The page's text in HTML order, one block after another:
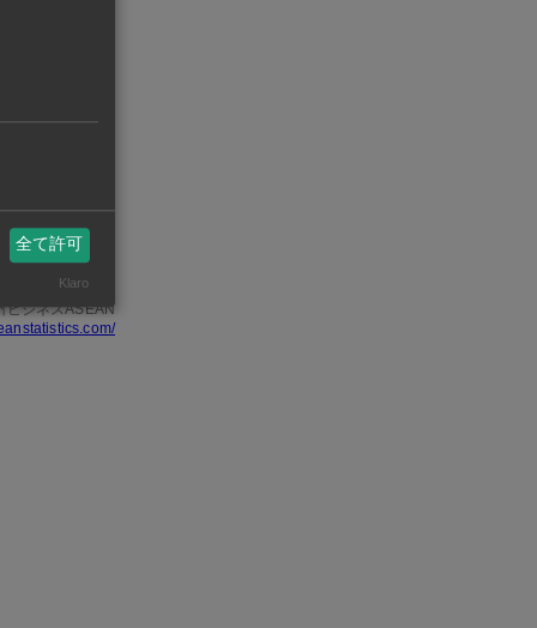
ロン・タ
方メート
省の第2タ
ビジネスASEAN
全て許可
Klaro